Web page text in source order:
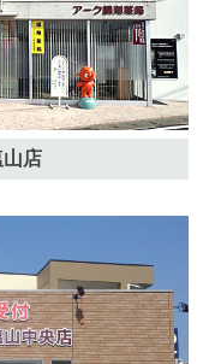
店